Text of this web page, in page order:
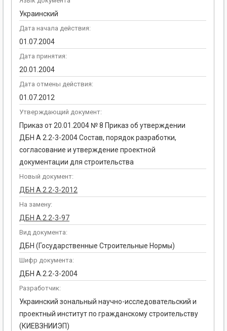
Украинский
Дата начала действия:
01.07.2004
Дата принятия:
20.01.2004
Дата отмены действия:
01.07.2012
Утверждающий документ:
Приказ от 20.01.2004 № 8 Приказ об утверждении
ДБН А 2.2-3-2004 Состав, порядок разработки,
согласование и утверждение проектной
документации для строительства
Новый документ:
ДБН А.2.2-3-2012
На замену:
ДБН А.2.2-3-97
Вид документа:
ДБН (Государственные Строительные Нормы)
Шифр документа:
ДБН А.2.2-3-2004
Разработчик:
Украинский зональный научно-исследовательский и
проектный институт по гражданскому строительству
(КИЕВЗНИИЭП)